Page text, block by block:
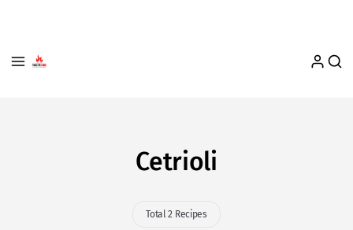
Cetrioli
Total 2 Recipes